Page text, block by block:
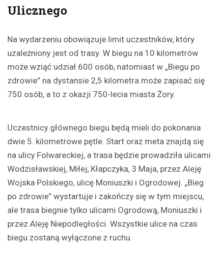
Ulicznego
Na wydarzeniu obowiązuje limit uczestników, który
uzależniony jest od trasy. W biegu na 10 kilometrów
może wziąć udział 600 osób, natomiast w „Biegu po
zdrowie” na dystansie 2,5 kilometra może zapisać się
750 osób, a to z okazji 750-lecia miasta Żory.
Uczestnicy głównego biegu będą mieli do pokonania
dwie 5. kilometrowe pętle. Start oraz meta znajdą się
na ulicy Folwareckiej, a trasa będzie prowadziła ulicami
Wodzisławskiej, Miłej, Kłapczyka, 3 Maja, przez Aleję
Wojska Polskiego, ulicę Moniuszki i Ogrodowej. „Bieg
po zdrowie” wystartuje i zakończy się w tym miejscu,
ale trasa biegnie tylko ulicami Ogrodową, Moniuszki i
przez Aleję Niepodległości. Wszystkie ulice na czas
biegu zostaną wyłączone z ruchu.